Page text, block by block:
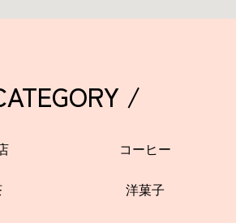
/
コーヒー
洋菓子